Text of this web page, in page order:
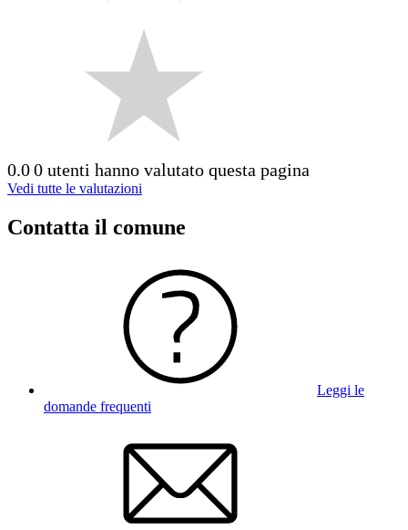
0.00 utenti hanno valutato questa pagina
Vedi tutte le valutazioni
Contatta il comune
Leggi le
domande frequenti